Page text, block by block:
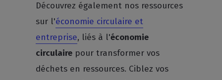
Découvrez également nos ressources
sur l'économie circulaire et
entreprise, liés à l'économie
circulaire pour transformer vos
déchets en ressources. Ciblez vos